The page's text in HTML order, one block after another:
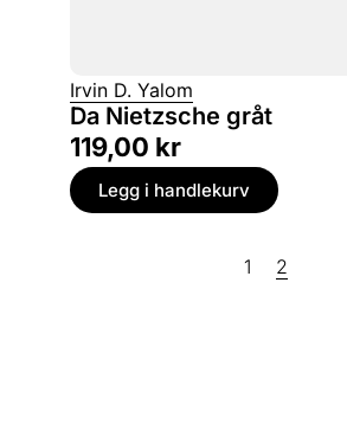
Irvin D. Yalom
Da Nietzsche gråt
119,00 kr
Legg i handlekurv
1 2